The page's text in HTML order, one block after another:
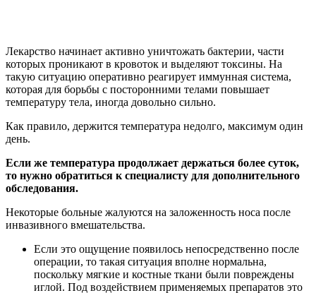
Лекарство начинает активно уничтожать бактерии, части
которых проникают в кровоток и выделяют токсины. На
такую ситуацию оперативно реагирует иммунная система,
которая для борьбы с посторонними телами повышает
температуру тела, иногда довольно сильно.
Как правило, держится температура недолго, максимум один
день.
Если же температура продолжает держаться более суток,
то нужно обратиться к специалисту для дополнительного
обследования.
Некоторые больные жалуются на заложенность носа после
инвазивного вмешательства.
Если это ощущение появилось непосредственно после
операции, то такая ситуация вполне нормальна,
поскольку мягкие и костные ткани были повреждены
иглой. Под воздействием применяемых препаратов это